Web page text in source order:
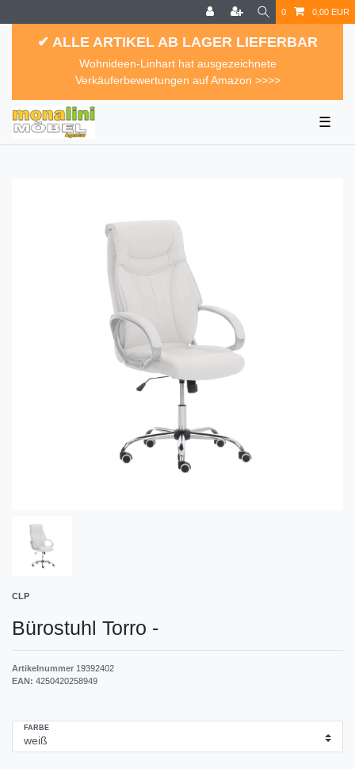
0 0,00 EUR
✔ ALLE ARTIKEL AB LAGER LIEFERBAR
Wohnideen-Linhart hat ausgezeichnete
Verkäuferbewertungen auf Amazon >>>>
☰
CLP
Bürostuhl Torro -
Artikelnummer 19392402
EAN: 4250420258949
FARBE